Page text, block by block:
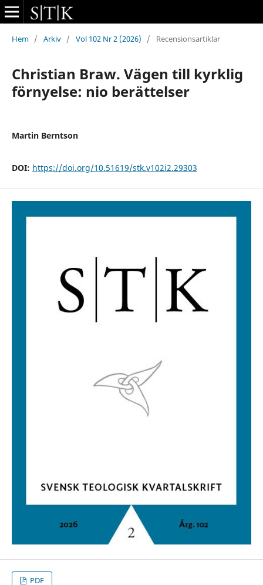
Hem / Arkiv / Vol 102 Nr 2 (2026) / Recensionsartiklar
Christian Braw. Vägen till kyrklig
förnyelse: nio berättelser
Martin Berntson
DOI: https://doi.org/10.51619/stk.v102i2.29303
PDF